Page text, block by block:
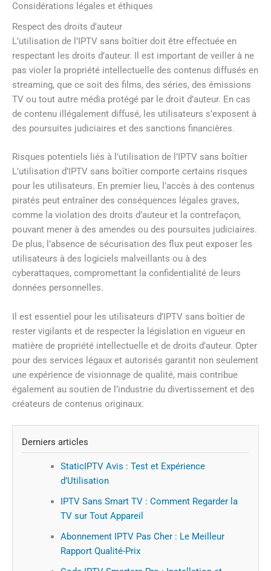
Considérations légales et éthiques
Respect des droits d’auteur
L’utilisation de l’IPTV sans boîtier doit être effectuée en
respectant les droits d’auteur. Il est important de veiller à ne
pas violer la propriété intellectuelle des contenus diffusés en
streaming, que ce soit des films, des séries, des émissions
TV ou tout autre média protégé par le droit d’auteur. En cas
de contenu illégalement diffusé, les utilisateurs s’exposent à
des poursuites judiciaires et des sanctions financières.
Risques potentiels liés à l’utilisation de l’IPTV sans boîtier
L’utilisation d’IPTV sans boîtier comporte certains risques
pour les utilisateurs. En premier lieu, l’accès à des contenus
piratés peut entraîner des conséquences légales graves,
comme la violation des droits d’auteur et la contrefaçon,
pouvant mener à des amendes ou des poursuites judiciaires.
De plus, l’absence de sécurisation des flux peut exposer les
utilisateurs à des logiciels malveillants ou à des
cyberattaques, compromettant la confidentialité de leurs
données personnelles.
Il est essentiel pour les utilisateurs d’IPTV sans boîtier de
rester vigilants et de respecter la législation en vigueur en
matière de propriété intellectuelle et de droits d’auteur. Opter
pour des services légaux et autorisés garantit non seulement
une expérience de visionnage de qualité, mais contribue
également au soutien de l’industrie du divertissement et des
créateurs de contenus originaux.
Derniers articles
StaticIPTV Avis : Test et Expérience
d’Utilisation
IPTV Sans Smart TV : Comment Regarder la
TV sur Tout Appareil
Abonnement IPTV Pas Cher : Le Meilleur
Rapport Qualité-Prix